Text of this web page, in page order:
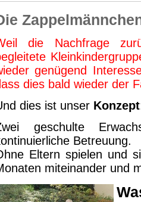
die Nachfrage
genügend
dies bald wieder der
dies ist unser Konzept
geschulte
Betreuung.
Eltern spielen und
miteinander und